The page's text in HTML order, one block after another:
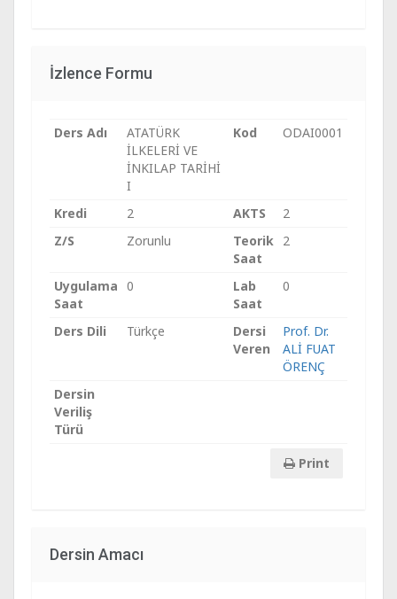
İzlence Formu
Ders Adı
ATATÜRK
İLKELERİ VE
İNKILAP TARİHİ
I
Kod ODAI0001
Kredi 2 AKTS
2
Z/S
Zorunlu
Teorik
Saat
2
Uygulama
Saat
0
Lab
Saat
0
Ders Dili Türkçe
Dersi
Veren
Prof. Dr.
ALİ FUAT
ÖRENÇ
Dersin
Veriliş
Türü
Print
Dersin Amacı